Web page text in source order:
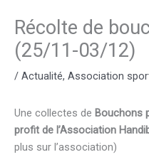
Récolte de
(25/11-03/12)
/ Actualité, Association
Une collectes de Bouchons
profit de l’Association
plus sur l’association)